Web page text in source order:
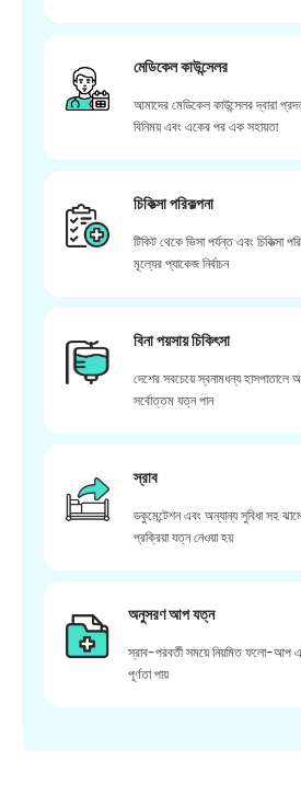
মেডিকেল কাউন্সেলর
আমাদের মেডিকেল কাউন্সেলর দ্বারা
বিনিময় এবং একের পর এক সহায়তা
চিকিত্সা পরিকল্পনা
টিকিট থেকে ভিসা পর্যন্ত এবং চিকিত্সা
মূল্যের প্যাকেজ নির্বাচন
বিনা পয়সায় চিকিৎসা
দেশের সবচেয়ে স্বনামধন্য হাসপাতালে
সর্বোত্তম যত্ন পান
স্রাব
ডকুমেন্টেশন এবং অন্যান্য সুবিধা সহ
প্রক্রিয়া যত্ন নেওয়া হয়
অনুসরণ আপ যত্ন
স্রাব-পরবর্তী সময়ে নিয়মিত ফলো-আপ
পূর্ণতা পায়